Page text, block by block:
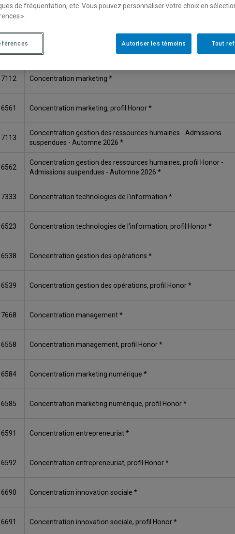
7111
7112 Concentration marketing *
6561 Concentration marketing, profil Honor *
7113
Concentration gestion des ressources humaines - Admissions
suspendues - Automne 2026 *
6562
Concentration gestion des ressources humaines, profil Honor -
Admissions suspendues - Automne 2026 *
7333 Concentration technologies de l'information *
6523 Concentration technologies de l'information, profil Honor *
6538 Concentration gestion des opérations *
6539 Concentration gestion des opérations, profil Honor *
7668 Concentration management *
6558 Concentration management, profil Honor *
6584 Concentration marketing numérique *
6585 Concentration marketing numérique, profil Honor *
6591 Concentration entrepreneuriat *
6592 Concentration entrepreneuriat, profil Honor *
6690 Concentration innovation sociale *
6691 Concentration innovation sociale, profil Honor *
de fréquentation, etc. Vous pouvez personnaliser votre choix en
».
Tout
Autoriser les témoins